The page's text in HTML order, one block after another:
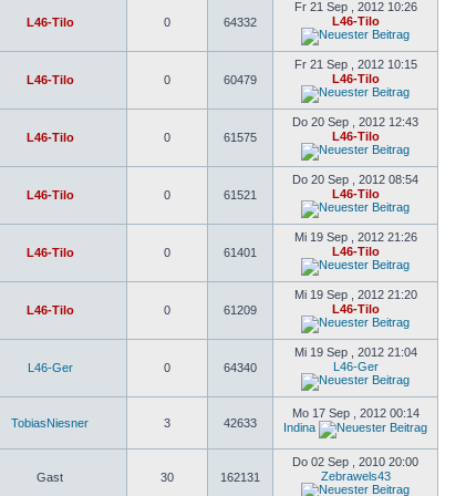
L46-Tilo 0 64332
Fr 21 Sep , 2012 10:26
L46-Tilo
L46-Tilo 0 60479
Fr 21 Sep , 2012 10:15
L46-Tilo
L46-Tilo 0 61575
Do 20 Sep , 2012 12:43
L46-Tilo
L46-Tilo 0 61521
Do 20 Sep , 2012 08:54
L46-Tilo
L46-Tilo 0 61401
Mi 19 Sep , 2012 21:26
L46-Tilo
L46-Tilo 0 61209
Mi 19 Sep , 2012 21:20
L46-Tilo
L46-Ger 0 64340
Mi 19 Sep , 2012 21:04
L46-Ger
TobiasNiesner 3 42633
Mo 17 Sep , 2012 00:14
Indina
Gast 30 162131
Do 02 Sep , 2010 20:00
Zebrawels43